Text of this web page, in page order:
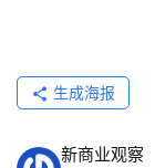
生成海报
新商业观察